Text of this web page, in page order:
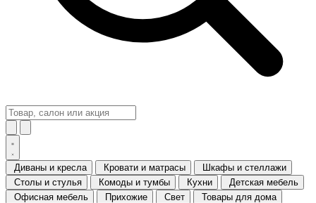
Диваны и кресла Кровати и матрасы
Шкафы и стеллажи
Столы и стулья
Комоды и тумбы Кухни
Детская мебель
Офисная мебель
Прихожие Свет
Товары для дома